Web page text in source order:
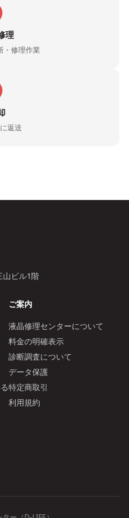
理
・修理作業
返送
山ビル1階
ご案内
液晶修理センターについて
料金の明確表示
診断調査について
データ保護
特定商取引
利用規約